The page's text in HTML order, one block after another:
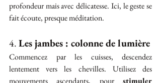
profondeur mais avec délicatesse. Ici, le geste se
fait écoute, presque méditation.
4. Les jambes : colonne de lumière
Commencez par les cuisses, descendez
lentement vers les chevilles. Utilisez des
mouvements ascendants, pour stimuler